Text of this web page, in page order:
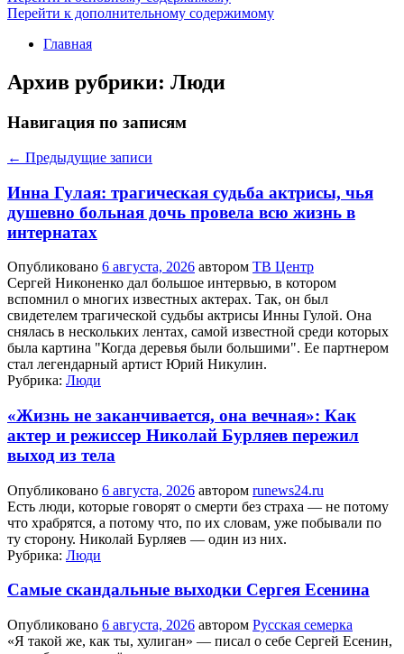
Перейти к дополнительному содержимому
Главная
Архив рубрики: Люди
Навигация по записям
← Предыдущие записи
Инна Гулая: трагическая судьба актрисы, чья
душевно больная дочь провела всю жизнь в
интернатах
Опубликовано 6 августа, 2026 автором ТВ Центр
Сергей Никоненко дал большое интервью, в котором
вспомнил о многих известных актерах. Так, он был
свидетелем трагической судьбы актрисы Инны Гулой. Она
снялась в нескольких лентах, самой известной среди которых
была картина "Когда деревья были большими". Ее партнером
стал легендарный артист Юрий Никулин.
Рубрика: Люди
«Жизнь не заканчивается, она вечная»: Как
актер и режиссер Николай Бурляев пережил
выход из тела
Опубликовано 6 августа, 2026 автором runews24.ru
Есть люди, которые говорят о смерти без страха — не потому
что храбрятся, а потому что, по их словам, уже побывали по
ту сторону. Николай Бурляев — один из них.
Рубрика: Люди
Самые скандальные выходки Сергея Есенина
Опубликовано 6 августа, 2026 автором Русская семерка
«Я такой же, как ты, хулиган» — писал о себе Сергей Есенин,